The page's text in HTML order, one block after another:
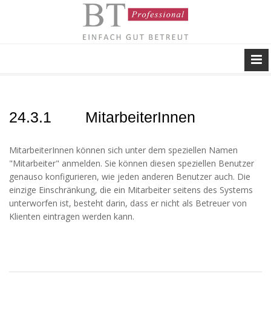
24.3.1 MitarbeiterInnen
MitarbeiterInnen können sich unter dem speziellen Namen
"Mitarbeiter" anmelden. Sie können diesen speziellen Benutzer
genauso konfigurieren, wie jeden anderen Benutzer auch. Die
einzige Einschränkung, die ein Mitarbeiter seitens des Systems
unterworfen ist, besteht darin, dass er nicht als Betreuer von
Klienten eintragen werden kann.